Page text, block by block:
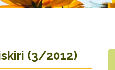
(3/2012)